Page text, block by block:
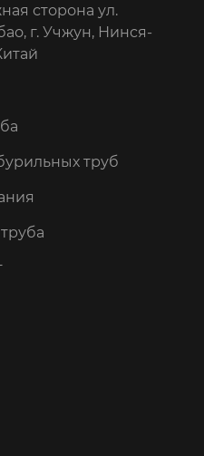
сторона ул.
г. Учжун, Нинся-
труб